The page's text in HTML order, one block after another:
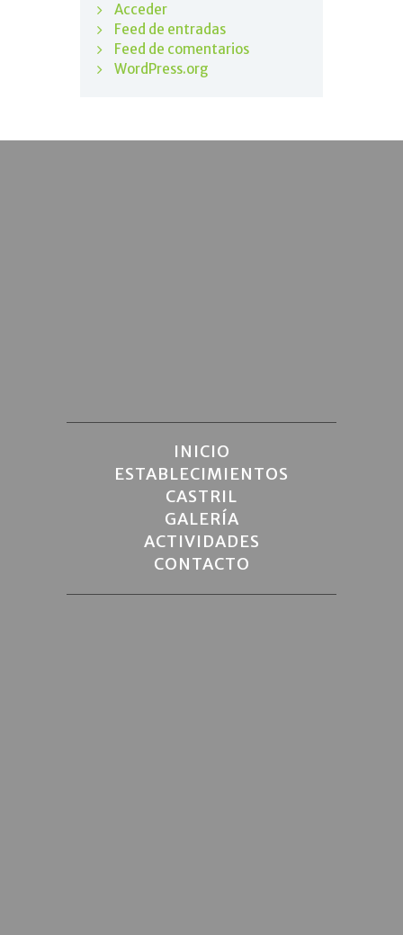
Acceder
Feed de entradas
Feed de comentarios
WordPress.org
INICIO
ESTABLECIMIENTOS
CASTRIL
GALERÍA
ACTIVIDADES
CONTACTO